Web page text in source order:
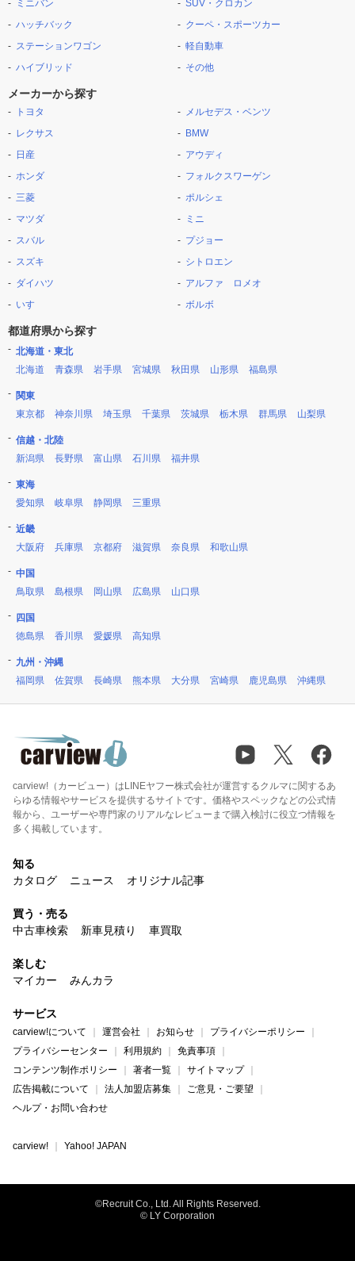
ミニバン
ハッチバック
ステーションワゴン
ハイブリッド
SUV・クロカン
クーペ・スポーツカー
軽自動車
その他
メーカーから探す
トヨタ
レクサス
日産
ホンダ
三菱
マツダ
スバル
スズキ
ダイハツ
いすゞ
メルセデス・ベンツ
BMW
アウディ
フォルクスワーゲン
ポルシェ
ミニ
プジョー
シトロエン
アルファ ロメオ
ボルボ
都道府県から探す
北海道・東北
北海道
青森県 岩手県 宮城県 秋田県 山形県 福島県
関東
東京都
神奈川県 埼玉県 千葉県 茨城県 栃木県 群馬県 山梨県
信越・北陸
新潟県
長野県 富山県 石川県 福井県
東海
愛知県
岐阜県 静岡県 三重県
近畿
大阪府
兵庫県 京都府 滋賀県 奈良県 和歌山県
中国
鳥取県
島根県 岡山県 広島県 山口県
四国
徳島県
香川県 愛媛県 高知県
九州・沖縄
福岡県
佐賀県 長崎県 熊本県 大分県 宮崎県 鹿児島県 沖縄県
carview!（カービュー）はLINEヤフー株式会社が運営するクルマに関するあ
らゆる情報やサービスを提供するサイトです。価格やスペックなどの公式情
報から、ユーザーや専門家のリアルなレビューまで購入検討に役立つ情報を
多く掲載しています。
知る
カタログ
ニュース オリジナル記事
買う・売る
中古車検索
新車見積り 車買取
楽しむ
マイカー
みんカラ
サービス
carview!について 運営会社 お知らせ
プライバシーポリシー
プライバシーセンター
利用規約
免責事項
コンテンツ制作ポリシー
著者一覧
サイトマップ
広告掲載について
法人加盟店募集
ご意見・ご要望
ヘルプ・お問い合わせ
carview! Yahoo! JAPAN
©Recruit Co., Ltd. All Rights Reserved.
© LY Corporation